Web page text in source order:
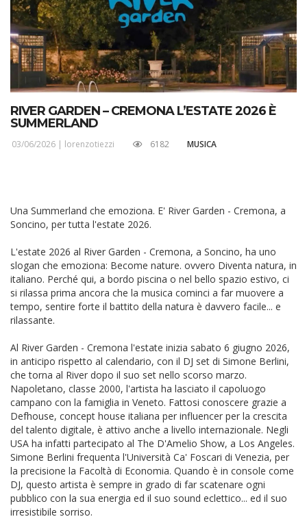
RIVER GARDEN – CREMONA L’ESTATE 2026 È
SUMMERLAND
03/06/2026 | lorenzotiezzi 6182 MUSICA
Una Summerland che emoziona. E' River Garden - Cremona, a
Soncino, per tutta l'estate 2026.
L'estate 2026 al River Garden - Cremona, a Soncino, ha uno
slogan che emoziona: Become nature. ovvero Diventa natura, in
italiano. Perché qui, a bordo piscina o nel bello spazio estivo, ci
si rilassa prima ancora che la musica cominci a far muovere a
tempo, sentire forte il battito della natura è davvero facile... e
rilassante.
Al River Garden - Cremona l'estate inizia sabato 6 giugno 2026,
in anticipo rispetto al calendario, con il DJ set di Simone Berlini,
che torna al River dopo il suo set nello scorso marzo.
Napoletano, classe 2000, l'artista ha lasciato il capoluogo
campano con la famiglia in Veneto. Fattosi conoscere grazie a
Defhouse, concept house italiana per influencer per la crescita
del talento digitale, è attivo anche a livello internazionale. Negli
USA ha infatti partecipato al The D'Amelio Show, a Los Angeles.
Simone Berlini frequenta l'Università Ca' Foscari di Venezia, per
la precisione la Facoltà di Economia. Quando è in console come
DJ, questo artista è sempre in grado di far scatenare ogni
pubblico con la sua energia ed il suo sound eclettico... ed il suo
irresistibile sorriso.